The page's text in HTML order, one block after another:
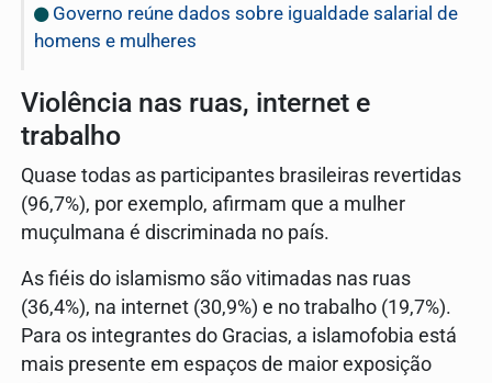
Governo reúne dados sobre igualdade salarial de
homens e mulheres
Violência nas ruas, internet e
trabalho
Quase todas as participantes brasileiras revertidas
(96,7%), por exemplo, afirmam que a mulher
muçulmana é discriminada no país.
As fiéis do islamismo são vitimadas nas ruas
(36,4%), na internet (30,9%) e no trabalho (19,7%).
Para os integrantes do Gracias, a islamofobia está
mais presente em espaços de maior exposição